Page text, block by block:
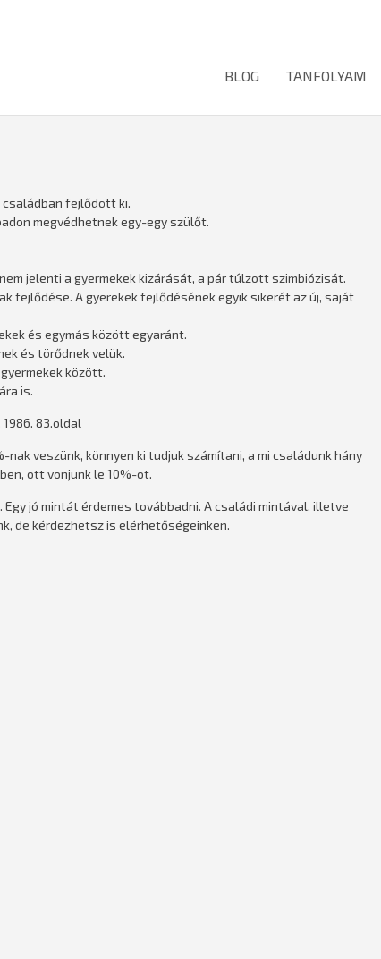
BLOG TANFOLYAM
családban fejlődött ki.
megvédhetnek egy-egy szülőt.
jelenti a gyermekek kizárását, a pár túlzott szimbiózisát.
fejlődése. A gyerekek fejlődésének egyik sikerét az új, saját
és egymás között egyaránt.
és törődnek velük.
között.
is.
83.oldal
veszünk, könnyen ki tudjuk számítani, a mi családunk hány
ott vonjunk le 10%-ot.
jó mintát érdemes továbbadni. A családi mintával, illetve
de kérdezhetsz is elérhetőségeinken.